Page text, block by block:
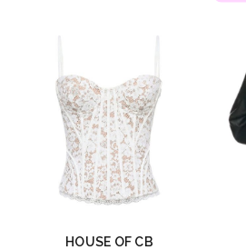
HOUSE OF CB